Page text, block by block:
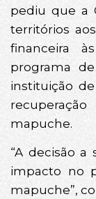
pediu que a
territórios
financeira
programa
instituição
mapuche.
“A decisão
impacto no
mapuche”,